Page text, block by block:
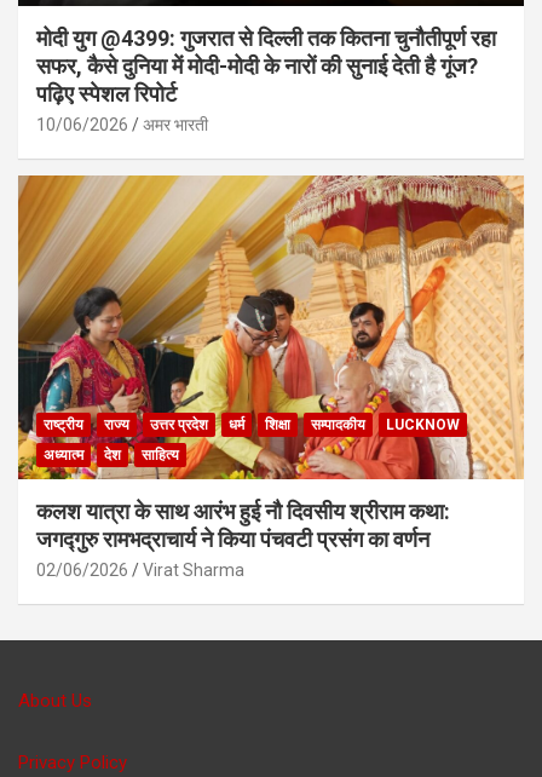
मोदी युग @4399: गुजरात से दिल्ली तक कितना चुनौतीपूर्ण रहा
सफर, कैसे दुनिया में मोदी-मोदी के नारों की सुनाई देती है गूंज?
पढ़िए स्पेशल रिपोर्ट
10/06/2026 अमर भारती
राष्ट्रीय राज्य उत्तर प्रदेश धर्म शिक्षा सम्पादकीय
LUCKNOW
अध्यात्म
देश साहित्य
कलश यात्रा के साथ आरंभ हुई नौ दिवसीय श्रीराम कथा:
जगद्गुरु रामभद्राचार्य ने किया पंचवटी प्रसंग का वर्णन
02/06/2026 Virat Sharma
About Us
Privacy Policy